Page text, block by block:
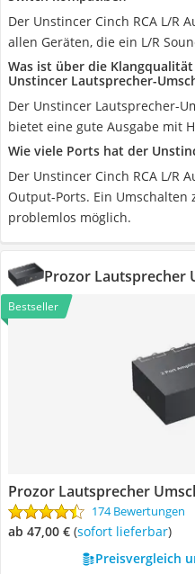
Der Unstincer Cinch RCA L/R
allen Geräten, die ein L/R
Was ist über die
Unstincer Lautsprecher-
Der Unstincer Lautsprecher-
bietet eine gute Ausgabe mit
Wie viele Ports hat der
Der Unstincer Cinch RCA L/R
Output-Ports. Ein
problemlos möglich.
Prozor Lautsprecher
Bestseller
Prozor Lautsprecher
174 Bewertungen
ab 47,00 € ( Sofort lieferbar)
Preisvergleich